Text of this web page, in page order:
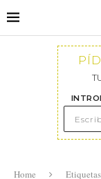
Home Etiquetas